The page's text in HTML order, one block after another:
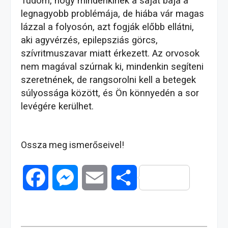
legnagyobb problémája, de hiába vár magas
lázzal a folyosón, azt fogják előbb ellátni,
aki agyvérzés, epilepsziás görcs,
szívritmuszavar miatt érkezett. Az orvosok
nem magával szúrnak ki, mindenkin segíteni
szeretnének, de rangsorolni kell a betegek
súlyossága között, és Ön könnyedén a sor
levégére kerülhet.
Ossza meg ismerőseivel!
O